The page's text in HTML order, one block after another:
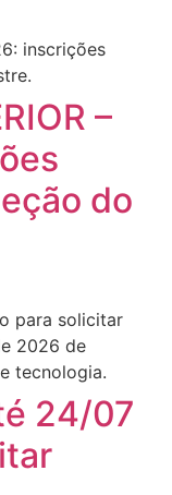
–
do
24/07